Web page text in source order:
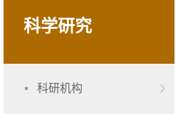
科学研究
科研机构